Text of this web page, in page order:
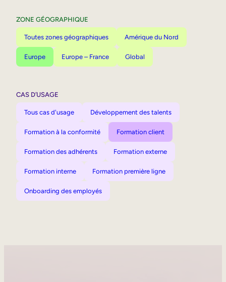
ZONE GÉOGRAPHIQUE
Toutes zones géographiques Amérique du Nord
Europe Europe – France Global
CAS D’USAGE
Tous cas d'usage Développement des talents
Formation à la conformité Formation client
Formation des adhérents Formation externe
Formation interne Formation première ligne
Onboarding des employés